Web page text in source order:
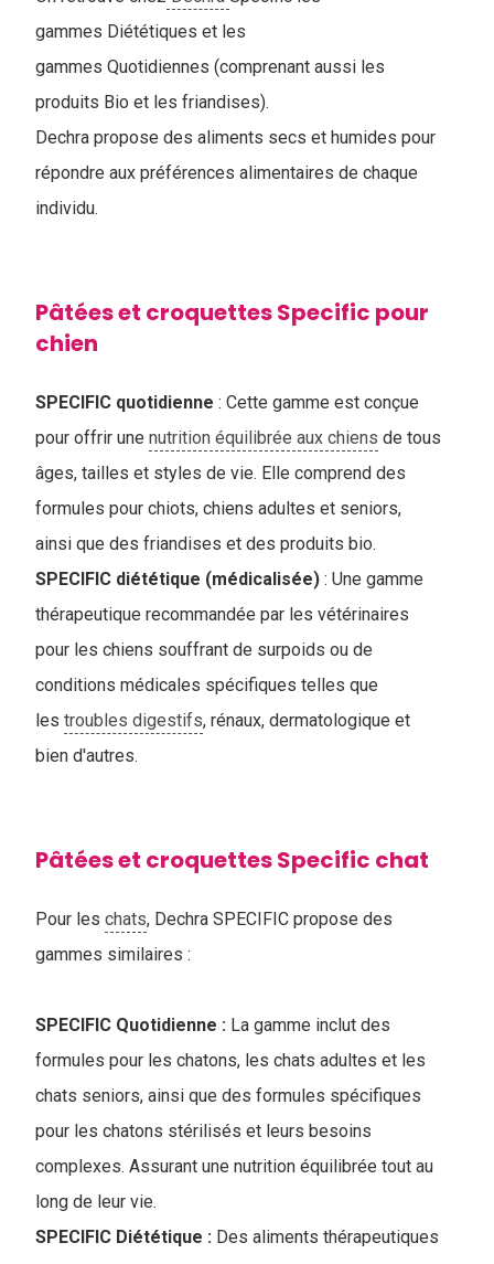
gammes Diététiques et les
gammes Quotidiennes (comprenant aussi les
produits Bio et les friandises).
Dechra propose des aliments secs et humides pour
répondre aux préférences alimentaires de chaque
individu.
Pâtées et croquettes Specific pour
chien
SPECIFIC quotidienne : Cette gamme est conçue
pour offrir une nutrition équilibrée aux chiens de tous
âges, tailles et styles de vie. Elle comprend des
formules pour chiots, chiens adultes et seniors,
ainsi que des friandises et des produits bio.
SPECIFIC diététique (médicalisée) : Une gamme
thérapeutique recommandée par les vétérinaires
pour les chiens souffrant de surpoids ou de
conditions médicales spécifiques telles que
les troubles digestifs, rénaux, dermatologique et
bien d'autres.
Pâtées et croquettes Specific chat
Pour les chats, Dechra SPECIFIC propose des
gammes similaires :
SPECIFIC Quotidienne : La gamme inclut des
formules pour les chatons, les chats adultes et les
chats seniors, ainsi que des formules spécifiques
pour les chatons stérilisés et leurs besoins
complexes. Assurant une nutrition équilibrée tout au
long de leur vie.
SPECIFIC Diététique : Des aliments thérapeutiques